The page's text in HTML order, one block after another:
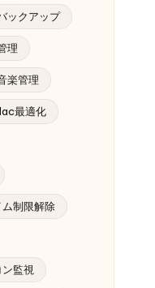
ックアップ
理
楽管理
最適化
制限解除
監視